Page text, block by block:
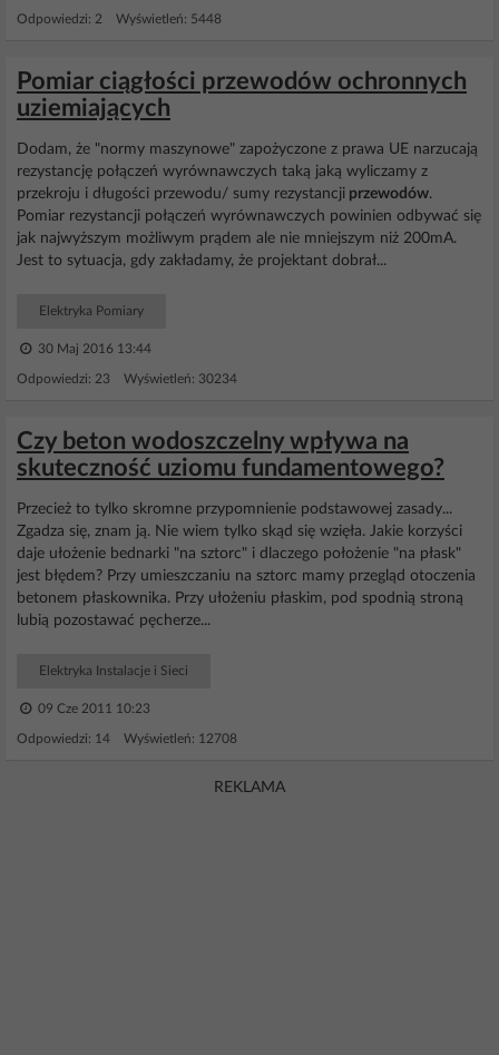
Odpowiedzi: 2 Wyświetleń: 5448
Pomiar ciągłości przewodów ochronnych
uziemiających
Dodam, że "normy maszynowe" zapożyczone z prawa UE narzucają
rezystancję połączeń wyrównawczych taką jaką wyliczamy z
przekroju i długości przewodu/ sumy rezystancji przewodów.
Pomiar rezystancji połączeń wyrównawczych powinien odbywać się
jak najwyższym możliwym prądem ale nie mniejszym niż 200mA.
Jest to sytuacja, gdy zakładamy, że projektant dobrał...
Elektryka Pomiary
30 Maj 2016 13:44
Odpowiedzi: 23 Wyświetleń: 30234
Czy beton wodoszczelny wpływa na
skuteczność uziomu fundamentowego?
Przecież to tylko skromne przypomnienie podstawowej zasady...
Zgadza się, znam ją. Nie wiem tylko skąd się wzięła. Jakie korzyści
daje ułożenie bednarki "na sztorc" i dlaczego położenie "na płask"
jest błędem? Przy umieszczaniu na sztorc mamy przegląd otoczenia
betonem płaskownika. Przy ułożeniu płaskim, pod spodnią stroną
lubią pozostawać pęcherze...
Elektryka Instalacje i Sieci
09 Cze 2011 10:23
Odpowiedzi: 14 Wyświetleń: 12708
REKLAMA